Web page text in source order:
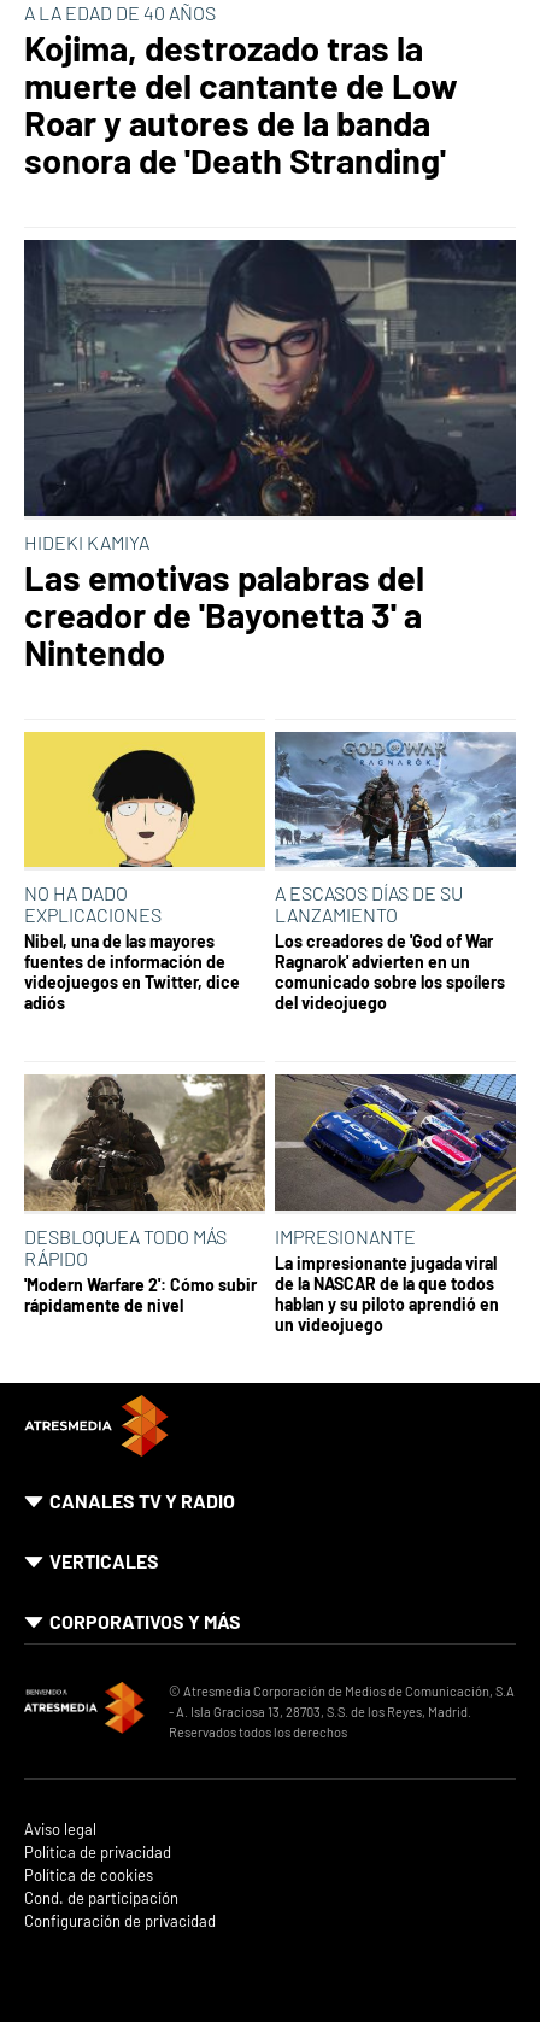
A LA EDAD DE 40 AÑOS
Kojima, destrozado tras la
muerte del cantante de Low
Roar y autores de la banda
sonora de 'Death Stranding'
HIDEKI KAMIYA
Las emotivas palabras del
creador de 'Bayonetta 3' a
Nintendo
NO HA DADO
EXPLICACIONES
Nibel, una de las mayores
fuentes de información de
videojuegos en Twitter, dice
adiós
A ESCASOS DÍAS DE SU
LANZAMIENTO
Los creadores de 'God of War
Ragnarok' advierten en un
comunicado sobre los spoílers
del videojuego
DESBLOQUEA TODO MÁS
RÁPIDO
'Modern Warfare 2': Cómo subir
rápidamente de nivel
IMPRESIONANTE
La impresionante jugada viral
de la NASCAR de la que todos
hablan y su piloto aprendió en
un videojuego
CANALES TV Y RADIO
VERTICALES
CORPORATIVOS Y MÁS
© Atresmedia Corporación de Medios de Comunicación, S.A
- A. Isla Graciosa 13, 28703, S.S. de los Reyes, Madrid.
Reservados todos los derechos
Aviso legal
Política de privacidad
Política de cookies
Cond. de participación
Configuración de privacidad